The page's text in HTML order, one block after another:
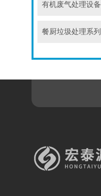
有机废气处理设备
餐厨垃圾处理系列